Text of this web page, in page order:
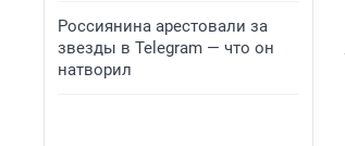
Россиянина арестовали за
звезды в Telegram — что он
натворил